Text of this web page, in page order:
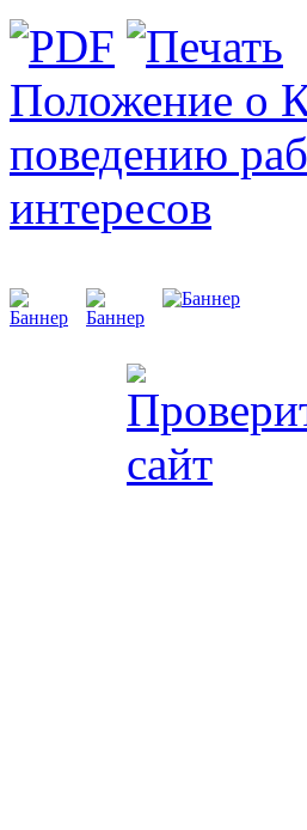
Положение о
поведению
интересов